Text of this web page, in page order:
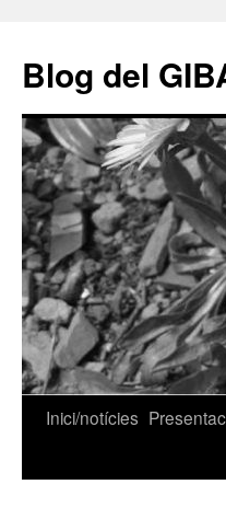
contingut
Blog del
Inici/notícies